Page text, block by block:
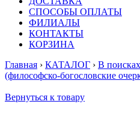
СПОСОБЫ ОПЛАТЫ
ФИЛИАЛЫ
КОНТАКТЫ
КОРЗИНА
Главная › КАТАЛОГ › В
(философско-богословские
Вернуться к товару